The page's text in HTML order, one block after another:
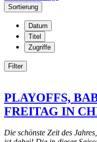
Sortierung
Datum
Titel
Zugriffe
Filter
PLAYOFFS,
FREITAG IN
Die schönste Zeit des